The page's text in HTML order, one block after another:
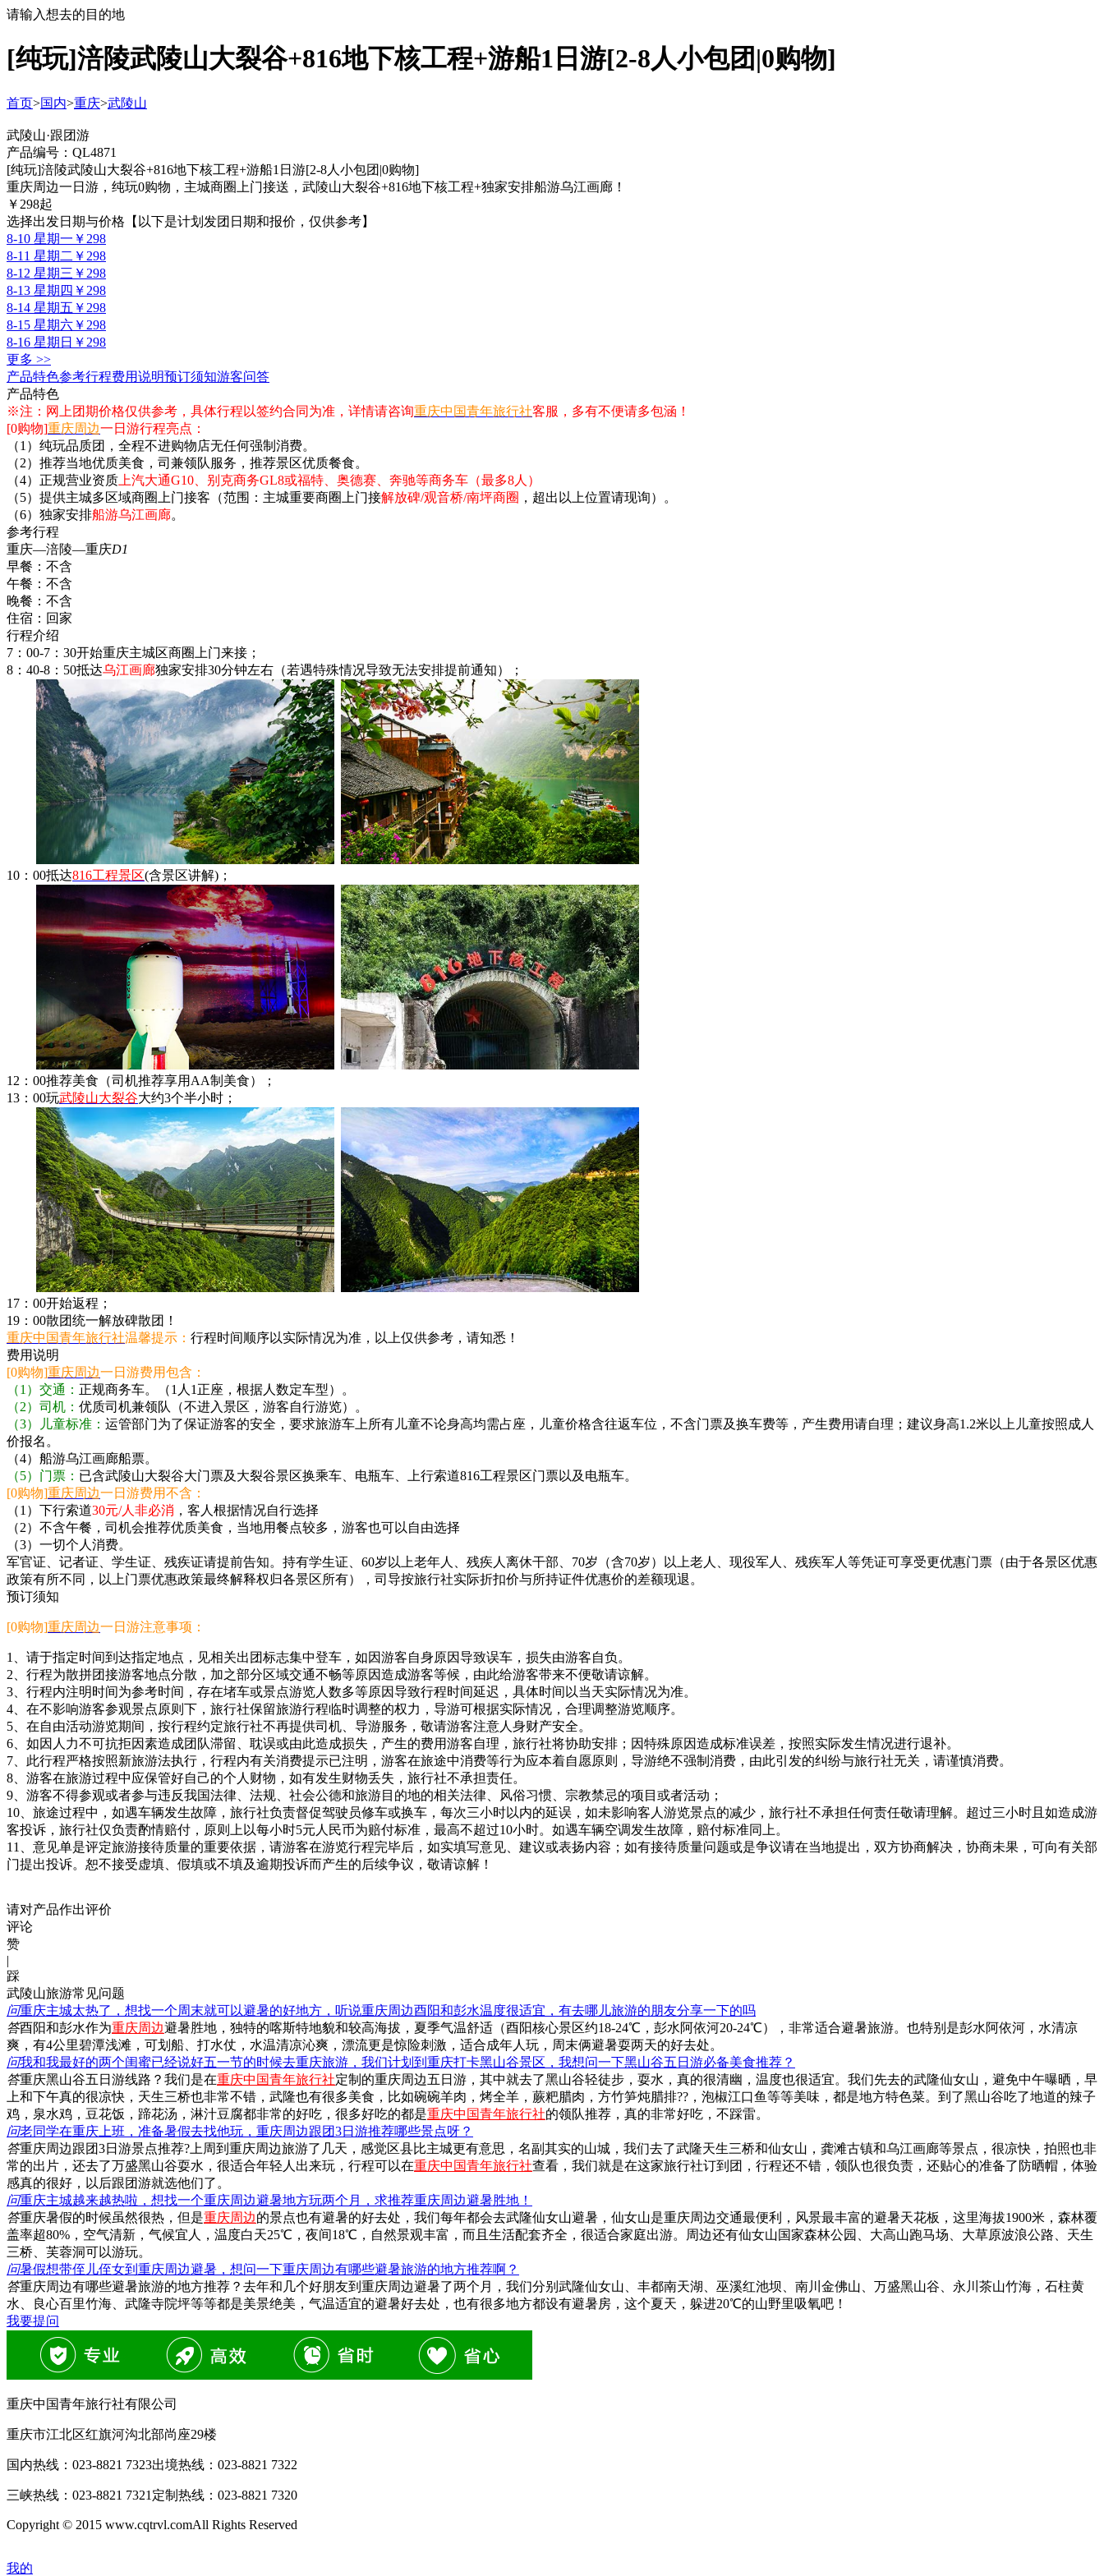
请输入想去的目的地
[纯玩]涪陵武陵山大裂谷+816地下核工程+游船1日游[2-8人小包团|0购物]
首页>国内>重庆>武陵山
武陵山·跟团游
产品编号：QL4871
[纯玩]涪陵武陵山大裂谷+816地下核工程+游船1日游[2-8人小包团|0购物]
重庆周边一日游，纯玩0购物，主城商圈上门接送，武陵山大裂谷+816地下核工程+独家安排船游乌江画廊！
￥ 298起
选择出发日期与价格 【以下是计划发团日期和报价，仅供参考】
8-10 星期一 ￥298
8-11 星期二 ￥298
8-12 星期三 ￥298
8-13 星期四 ￥298
8-14 星期五 ￥298
8-15 星期六 ￥298
8-16 星期日 ￥298
更多 >>
产品特色参考行程费用说明预订须知游客问答
产品特色
※注：网上团期价格仅供参考，具体行程以签约合同为准，详情请咨询重庆中国青年旅行社客服，多有不便请多包涵！
[0购物]重庆周边一日游行程亮点：
（1）纯玩品质团，全程不进购物店无任何强制消费。
（2）推荐当地优质美食，司兼领队服务，推荐景区优质餐食。
（4）正规营业资质 上汽大通G10、别克商务GL8或福特、奥德赛、奔驰等商务车（最多8人）
（5）提供主城多区域商圈上门接客（范围：主城重要商圈上门接解放碑/观音桥/南坪商圈 ，超出以上位置请现询）。
（6）独家安排船游乌江画廊。
参考行程
重庆—涪陵—重庆D1
早餐： 不含
午餐： 不含
晚餐： 不含
住宿： 回家
行程介绍
7：00-7：30开始重庆主城区商圈上门来接；
8：40-8：50抵达乌江画廊独家安排30分钟左右（若遇特殊情况导致无法安排提前通知）；
10：00抵达816工程景区(含景区讲解)；
12：00推荐美食（司机推荐享用AA制美食）；
13：00玩武陵山大裂谷大约3个半小时；
17：00开始返程；
19：00散团统一解放碑散团！
重庆中国青年旅行社温馨提示： 行程时间顺序以实际情况为准，以上仅供参考，请知悉！
费用说明
[0购物]重庆周边一日游费用包含：
（1）交通： 正规商务车。（1人1正座，根据人数定车型）。
（2）司机： 优质司机兼领队（不进入景区，游客自行游览）。
（3）儿童标准： 运管部门为了保证游客的安全，要求旅游车上所有儿童不论身高均需占座，儿童价格含往返车位，不含门票及换车费等，产生费用请自理；建议身高1.2米以上儿童按照成人
价报名。
（4）船游乌江画廊船票。
（5）门票： 已含武陵山大裂谷大门票及大裂谷景区换乘车、电瓶车、上行索道816工程景区门票以及电瓶车。
[0购物]重庆周边一日游费用不含：
（1）下行索道30元/人非必消 ，客人根据情况自行选择
（2）不含午餐，司机会推荐优质美食，当地用餐点较多，游客也可以自由选择
（3）一切个人消费。
军官证、记者证、学生证、残疾证请提前告知。持有学生证、60岁以上老年人、残疾人离休干部、70岁（含70岁）以上老人、现役军人、残疾军人等凭证可享受更优惠门票（由于各景区优惠
政策有所不同，以上门票优惠政策最终解释权归各景区所有），司导按旅行社实际折扣价与所持证件优惠价的差额现退。
预订须知
[0购物]重庆周边一日游注意事项：
1、请于指定时间到达指定地点，见相关出团标志集中登车，如因游客自身原因导致误车，损失由游客自负。
2、行程为散拼团接游客地点分散，加之部分区域交通不畅等原因造成游客等候，由此给游客带来不便敬请谅解。
3、行程内注明时间为参考时间，存在堵车或景点游览人数多等原因导致行程时间延迟，具体时间以当天实际情况为准。
4、在不影响游客参观景点原则下，旅行社保留旅游行程临时调整的权力，导游可根据实际情况，合理调整游览顺序。
5、在自由活动游览期间，按行程约定旅行社不再提供司机、导游服务，敬请游客注意人身财产安全。
6、如因人力不可抗拒因素造成团队滞留、耽误或由此造成损失，产生的费用游客自理，旅行社将协助安排；因特殊原因造成标准误差，按照实际发生情况进行退补。
7、此行程严格按照新旅游法执行，行程内有关消费提示已注明，游客在旅途中消费等行为应本着自愿原则，导游绝不强制消费，由此引发的纠纷与旅行社无关，请谨慎消费。
8、游客在旅游过程中应保管好自己的个人财物，如有发生财物丢失，旅行社不承担责任。
9、游客不得参观或者参与违反我国法律、法规、社会公德和旅游目的地的相关法律、风俗习惯、宗教禁忌的项目或者活动；
10、旅途过程中，如遇车辆发生故障，旅行社负责督促驾驶员修车或换车，每次三小时以内的延误，如未影响客人游览景点的减少，旅行社不承担任何责任敬请理解。超过三小时且如造成游
客投诉，旅行社仅负责酌情赔付，原则上以每小时5元人民币为赔付标准，最高不超过10小时。如遇车辆空调发生故障，赔付标准同上。
11、意见单是评定旅游接待质量的重要依据，请游客在游览行程完毕后，如实填写意见、建议或表扬内容；如有接待质量问题或是争议请在当地提出，双方协商解决，协商未果，可向有关部
门提出投诉。恕不接受虚填、假填或不填及逾期投诉而产生的后续争议，敬请谅解！
请对产品作出评价
评论
赞
|
踩
武陵山旅游常见问题
问重庆主城太热了，想找一个周末就可以避暑的好地方，听说重庆周边酉阳和彭水温度很适宜，有去哪儿旅游的朋友分享一下的吗
答酉阳和彭水作为重庆周边避暑胜地，独特的喀斯特地貌和较高海拔，夏季气温舒适（酉阳核心景区约18-24℃，彭水阿依河20-24℃），非常适合避暑旅游。也特别是彭水阿依河，水清凉
爽，有4公里碧潭浅滩，可划船、打水仗，水温清凉沁爽，漂流更是惊险刺激，适合成年人玩，周末俩避暑耍两天的好去处。
问我和我最好的两个闺蜜已经说好五一节的时候去重庆旅游，我们计划到重庆打卡黑山谷景区，我想问一下黑山谷五日游必备美食推荐？
答重庆黑山谷五日游线路？我们是在重庆中国青年旅行社定制的重庆周边五日游，其中就去了黑山谷轻徒步，耍水，真的很清幽，温度也很适宜。我们先去的武隆仙女山，避免中午曝晒，早
上和下午真的很凉快，天生三桥也非常不错，武隆也有很多美食，比如碗碗羊肉，烤全羊，蕨粑腊肉，方竹笋炖腊排??，泡椒江口鱼等等美味，都是地方特色菜。到了黑山谷吃了地道的辣子
鸡，泉水鸡，豆花饭，蹄花汤，淋汁豆腐都非常的好吃，很多好吃的都是重庆中国青年旅行社的领队推荐，真的非常好吃，不踩雷。
问老同学在重庆上班，准备暑假去找他玩，重庆周边跟团3日游推荐哪些景点呀？
答重庆周边跟团3日游景点推荐?上周到重庆周边旅游了几天，感觉区县比主城更有意思，名副其实的山城，我们去了武隆天生三桥和仙女山，龚滩古镇和乌江画廊等景点，很凉快，拍照也非
常的出片，还去了万盛黑山谷耍水，很适合年轻人出来玩，行程可以在重庆中国青年旅行社查看，我们就是在这家旅行社订到团，行程还不错，领队也很负责，还贴心的准备了防晒帽，体验
感真的很好，以后跟团游就选他们了。
问重庆主城越来越热啦，想找一个重庆周边避暑地方玩两个月，求推荐重庆周边避暑胜地！
答重庆暑假的时候虽然很热，但是重庆周边的景点也有避暑的好去处，我们每年都会去武隆仙女山避暑，仙女山是重庆周边交通最便利，风景最丰富的避暑天花板，这里海拔1900米，森林覆
盖率超80%，空气清新，气候宜人，温度白天25℃，夜间18℃，自然景观丰富，而且生活配套齐全，很适合家庭出游。周边还有仙女山国家森林公园、大高山跑马场、大草原波浪公路、天生
三桥、芙蓉洞可以游玩。
问暑假想带侄儿侄女到重庆周边避暑，想问一下重庆周边有哪些避暑旅游的地方推荐啊？
答重庆周边有哪些避暑旅游的地方推荐？去年和几个好朋友到重庆周边避暑了两个月，我们分别武隆仙女山、丰都南天湖、巫溪红池坝、南川金佛山、万盛黑山谷、永川茶山竹海，石柱黄
水、良心百里竹海、武隆寺院坪等等都是美景绝美，气温适宜的避暑好去处，也有很多地方都设有避暑房，这个夏天，躲进20℃的山野里吸氧吧！
我要提问
重庆中国青年旅行社有限公司
重庆市江北区红旗河沟北部尚座29楼
国内热线： 023-8821 7323出境热线： 023-8821 7322
三峡热线： 023-8821 7321 定制热线： 023-8821 7320
Copyright © 2015 www.cqtrvl.comAll Rights Reserved
我的